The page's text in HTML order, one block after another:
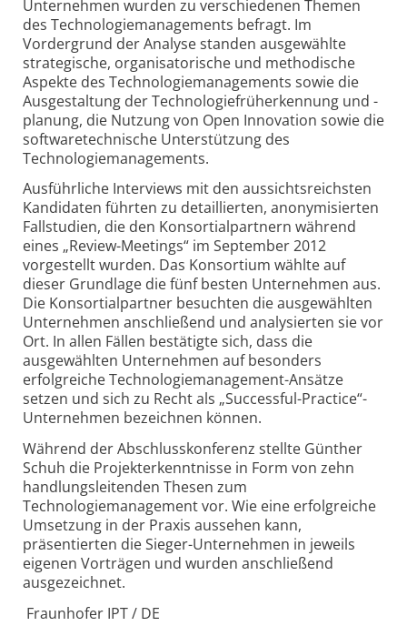
Unternehmen wurden zu verschiedenen Themen
des Technologiemanagements befragt. Im
Vordergrund der Analyse standen ausgewählte
strategische, organisatorische und methodische
Aspekte des Technologiemanagements sowie die
Ausgestaltung der Technologiefrüherkennung und -
planung, die Nutzung von Open Innovation sowie die
softwaretechnische Unterstützung des
Technologiemanagements.
Ausführliche Interviews mit den aussichtsreichsten
Kandidaten führten zu detaillierten, anonymisierten
Fallstudien, die den Konsortialpartnern während
eines „Review-Meetings“ im September 2012
vorgestellt wurden. Das Konsortium wählte auf
dieser Grundlage die fünf besten Unternehmen aus.
Die Konsortialpartner besuchten die ausgewählten
Unternehmen anschließend und analysierten sie vor
Ort. In allen Fällen bestätigte sich, dass die
ausgewählten Unternehmen auf besonders
erfolgreiche Technologiemanagement-Ansätze
setzen und sich zu Recht als „Successful-Practice“-
Unternehmen bezeichnen können.
Während der Abschlusskonferenz stellte Günther
Schuh die Projekterkenntnisse in Form von zehn
handlungsleitenden Thesen zum
Technologiemanagement vor. Wie eine erfolgreiche
Umsetzung in der Praxis aussehen kann,
präsentierten die Sieger-Unternehmen in jeweils
eigenen Vorträgen und wurden anschließend
ausgezeichnet.
Fraunhofer IPT / DE